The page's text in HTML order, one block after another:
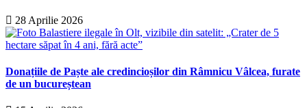
28 Aprilie 2026
Donațiile de Paște ale credincioșilor din Râmnicu Vâlcea, furate
de un bucureștean